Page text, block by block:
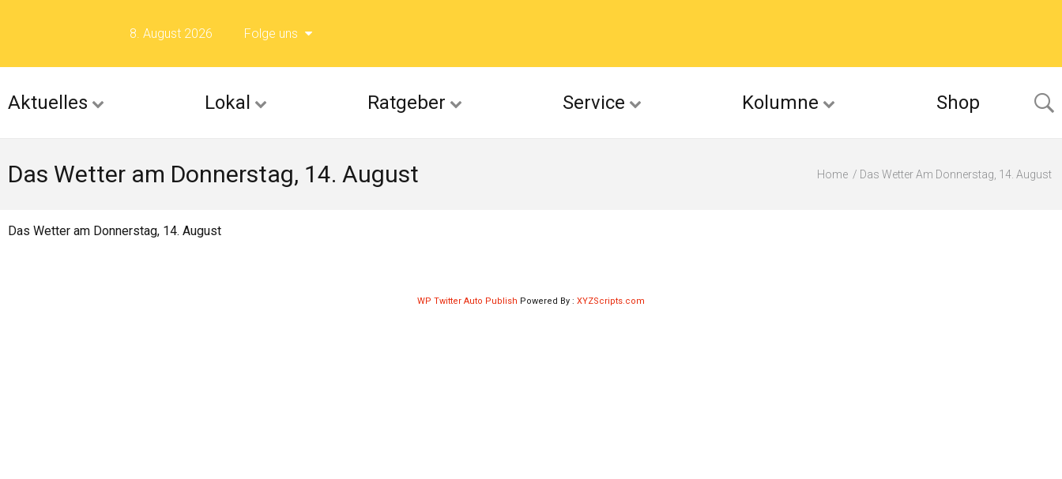
8. August 2026 Folge uns
Folge uns auf Flickr
Aktuelles Lokal Ratgeber Service Kolumne Shop
Das Wetter am Donnerstag, 14. August Home Das Wetter Am Donnerstag, 14. August
Das Wetter am Donnerstag, 14. August
WP Twitter Auto Publish Powered By : XYZScripts.com